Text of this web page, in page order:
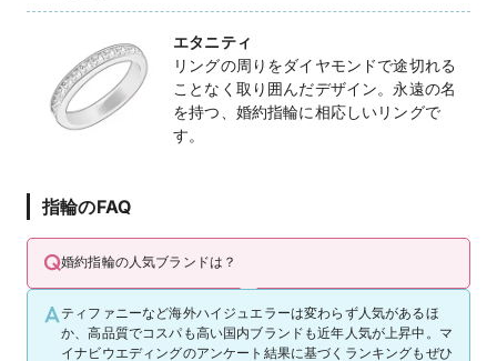
エタニティ
リングの周りをダイヤモンドで途切れる
ことなく取り囲んだデザイン。永遠の名
を持つ、婚約指輪に相応しいリングで
す。
指輪のFAQ
婚約指輪の人気ブランドは？
ティファニーなど海外ハイジュエラーは変わらず人気があるほ
か、高品質でコスパも高い国内ブランドも近年人気が上昇中。マ
イナビウエディングのアンケート結果に基づくランキングもぜひ